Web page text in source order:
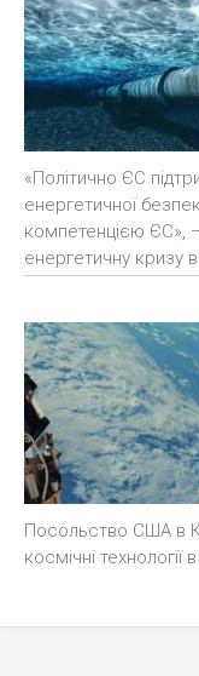
«Політично ЄС
енергетичної
компетенцією ЄС»,
енергетичну кризу в
Посольство США в
космічні технології